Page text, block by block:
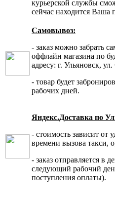
курьерской службы
сейчас находится Ваша
Самовывоз:
- заказ можно забрать
оффлайн магазина по
адресу: г. Ульяновск,
- товар будет
рабочих дней.
Яндекс.Доставка по
- стоимость зависит от
времени вызова такси,
- заказ отправляется в
следующий рабочий
поступления оплаты).